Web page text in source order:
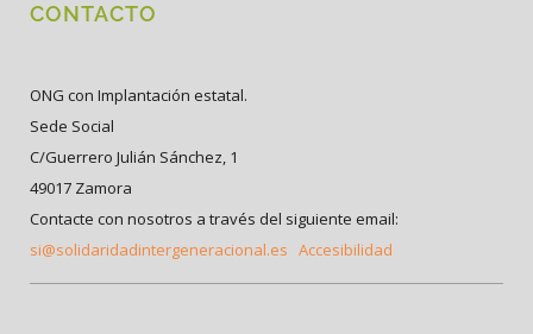
CONTACTO
ONG con Implantación estatal.
Sede Social
C/Guerrero Julián Sánchez, 1
49017 Zamora
Contacte con nosotros a través del siguiente email:
si@solidaridadintergeneracional.es Accesibilidad